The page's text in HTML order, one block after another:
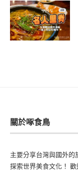
關於啄食鳥
主要分享台灣與國外
探索世界美食文化！